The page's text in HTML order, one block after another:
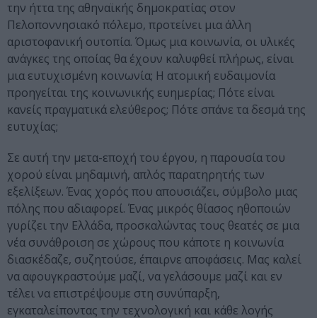
την ήττα της αθηναϊκής δημοκρατίας στον
Πελοποννησιακό πόλεμο, προτείνει μια άλλη
αριστοφανική ουτοπία. Όμως μια κοινωνία, οι υλικές
ανάγκες της οποίας θα έχουν καλυφθεί πλήρως, είναι
μια ευτυχισμένη κοινωνία; Η ατομική ευδαιμονία
προηγείται της κοινωνικής ευημερίας; Πότε είναι
κανείς πραγματικά ελεύθερος; Πότε σπάνε τα δεσμά της
ευτυχίας;
Σε αυτή την μετα-εποχή του έργου, η παρουσία του
χορού είναι μηδαμινή, απλός παρατηρητής των
εξελίξεων. Ένας χορός που απουσιάζει, σύμβολο μιας
πόλης που αδιαφορεί. Ένας μικρός θίασος ηθοποιών
γυρίζει την Ελλάδα, προσκαλώντας τους θεατές σε μια
νέα συνάθροιση σε χώρους που κάποτε η κοινωνία
διασκέδαζε, συζητούσε, έπαιρνε αποφάσεις. Μας καλεί
να αφουγκραστούμε μαζί, να γελάσουμε μαζί και εν
τέλει να επιστρέψουμε στη συνύπαρξη,
εγκαταλείποντας την τεχνολογική και κάθε λογής